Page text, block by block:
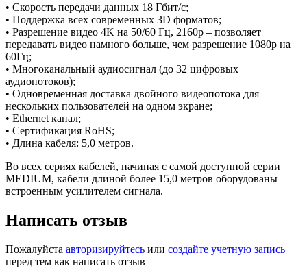
• Скорость передачи данных 18 Гбит/с;
• Поддержка всех современных 3D форматов;
• Разрешение видео 4K на 50/60 Гц, 2160p – позволяет
передавать видео намного больше, чем разрешение 1080p на
60Гц;
• Многоканальный аудиосигнал (до 32 цифровых
аудиопотоков);
• Одновременная доставка двойного видеопотока для
нескольких пользователей на одном экране;
• Ethernet канал;
• Сертификация RoHS;
• Длина кабеля: 5,0 метров.
Во всех сериях кабелей, начиная с самой доступной серии
MEDIUM, кабели длиной более 15,0 метров оборудованы
встроенным усилителем сигнала.
Написать отзыв
Пожалуйста авторизируйтесь или создайте учетную запись
перед тем как написать отзыв